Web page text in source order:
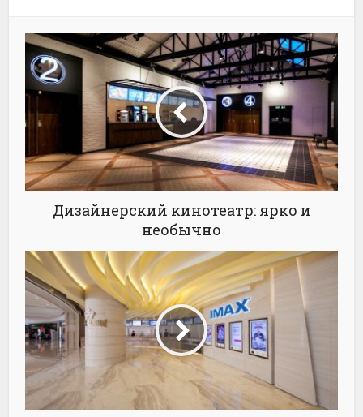
Дизайнерский кинотеатр: ярко и
необычно